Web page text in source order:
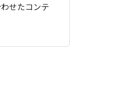
せたコンテ